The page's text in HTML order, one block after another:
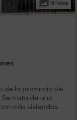
18 Fotos
de la provincia de
Se trata de una
más viviendas...